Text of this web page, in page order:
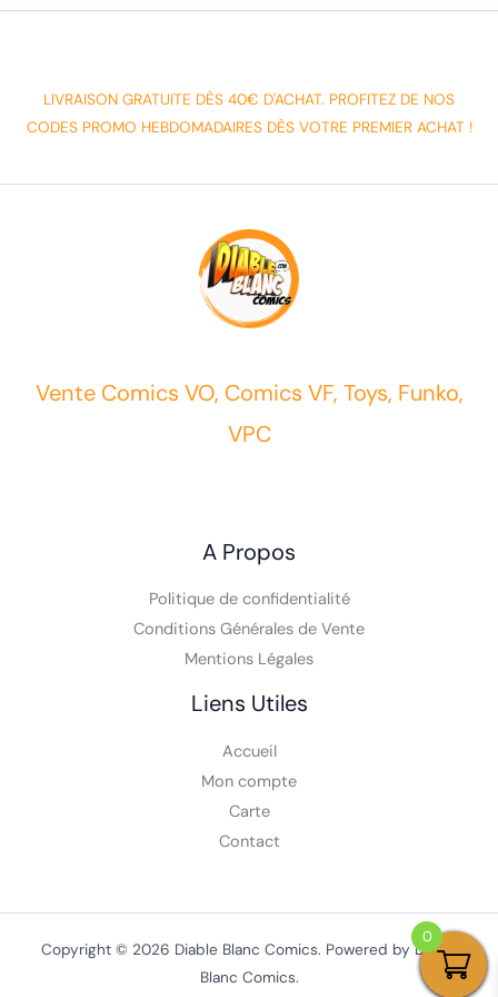
LIVRAISON GRATUITE DÈS 40€ D'ACHAT. PROFITEZ DE NOS
CODES PROMO HEBDOMADAIRES DÈS VOTRE PREMIER ACHAT !
Vente Comics VO, Comics VF, Toys, Funko,
VPC
A Propos
Politique de confidentialité
Conditions Générales de Vente
Mentions Légales
Liens Utiles
Accueil
Mon compte
Carte
Contact
Copyright © 2026 Diable Blanc Comics. Powered by Diable
Blanc Comics.
0